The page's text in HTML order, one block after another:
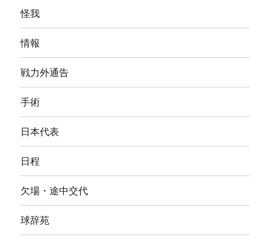
怪我
情報
戦力外通告
手術
日本代表
日程
欠場・途中交代
球辞苑